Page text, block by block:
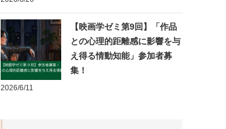
【映画学ゼミ第9回】「作品
との心理的距離感に影響を与
え得る情動知能」参加者募
集！
2026/6/11